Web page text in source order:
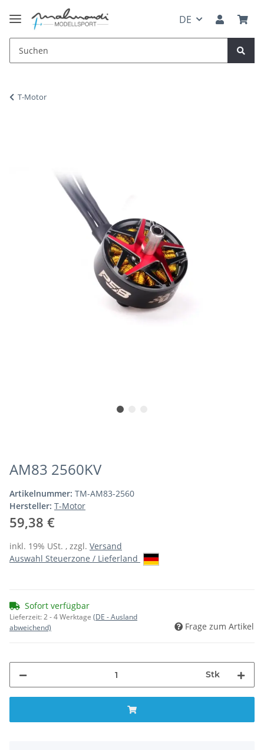
DE
T-Motor
AM83 2560KV
Artikelnummer: TM-AM83-2560
Hersteller: T-Motor
59,38 €
inkl. 19% USt. , zzgl. Versand
Auswahl Steuerzone / Lieferland
Sofort verfügbar
Lieferzeit:2 - 4 Werktage (DE - Ausland
abweichend)
Frage zum Artikel
Stk